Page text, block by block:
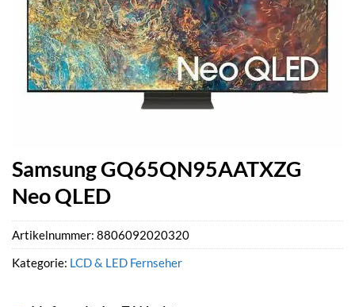
Samsung GQ65QN95AATXZG
Neo QLED
Artikelnummer: 8806092020320
Kategorie: LCD & LED Fernseher